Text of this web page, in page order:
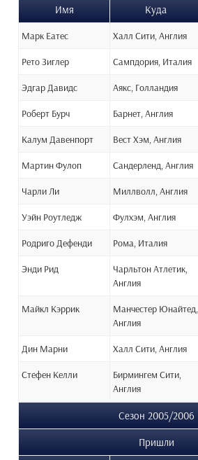
Имя
Куда
Марк Еатес Халл Сити, Англия
Рето Зиглер Сампдория, Италия
Эдгар Давидс Аякс, Голландия
Роберт Бурч Барнет, Англия
Калум Давенпорт Вест Хэм, Англия
Мартин Фулоп Сандерленд, Англия
Чарли Ли Миллволл, Англия
Уэйн Роутледж Фулхэм, Англия
Родриго Дефенди Рома, Италия
Энди Рид
Чарльтон Атлетик,
Англия
Майкл Кэррик
Манчестер Юнайтед,
Англия
Дин Марни Халл Сити, Англия
Стефен Келли
Бирмингем Сити,
Англия
Сезон 2005/2006
Пришли